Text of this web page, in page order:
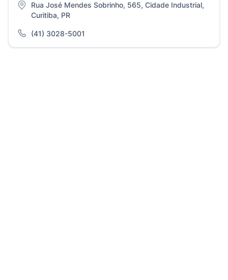
Rua José Mendes Sobrinho, 565, Cidade Industrial,
Curitiba, PR
(41) 3028-5001